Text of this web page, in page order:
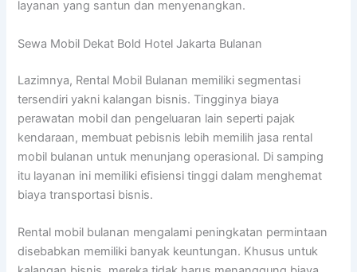
layanan yang santun dan menyenangkan.
Sewa Mobil Dekat Bold Hotel Jakarta Bulanan
Lazimnya, Rental Mobil Bulanan memiliki segmentasi
tersendiri yakni kalangan bisnis. Tingginya biaya
perawatan mobil dan pengeluaran lain seperti pajak
kendaraan, membuat pebisnis lebih memilih jasa rental
mobil bulanan untuk menunjang operasional. Di samping
itu layanan ini memiliki efisiensi tinggi dalam menghemat
biaya transportasi bisnis.
Rental mobil bulanan mengalami peningkatan permintaan
disebabkan memiliki banyak keuntungan. Khusus untuk